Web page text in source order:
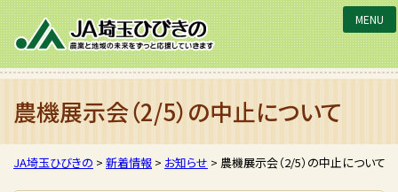
JA埼玉ひびきの
農機展示会（2/5）の中止について
JA埼玉ひびきの > 新着情報 > お知らせ > 農機展示会（2/5）の中止について